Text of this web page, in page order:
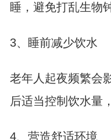
睡，避免打乱生物钟
3、睡前减少饮水
老年人起夜频繁会
后适当控制饮水量
4、营造舒适环境